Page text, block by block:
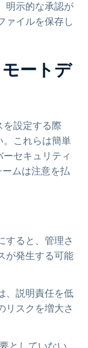
明示的な承認が
ァイルを保存し
ートデ
設定する際
これらは簡単
セキュリティ
ムは注意を払
すると、管理さ
が発生する可能
、説明責任を低
リスクを増大さ